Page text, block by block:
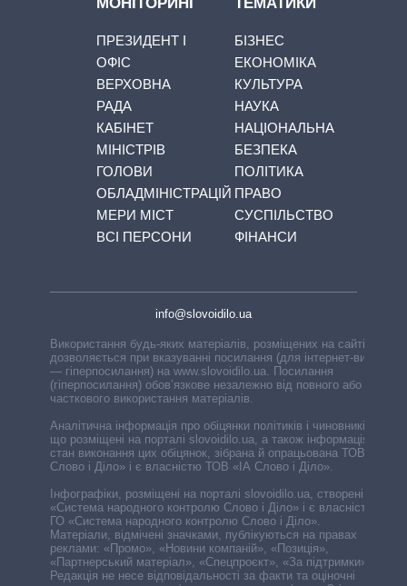
ПРЕЗИДЕНТ І
ОФІС
ВЕРХОВНА
РАДА
КАБІНЕТ
МІНІСТРІВ
ГОЛОВИ
ОБЛАДМІНІСТРАЦІЙ
МЕРИ МІСТ
ВСІ ПЕРСОНИ
БІЗНЕС
ЕКОНОМІКА
КУЛЬТУРА
НАУКА
НАЦІОНАЛЬНА
БЕЗПЕКА
ПОЛІТИКА
ПРАВО
СУСПІЛЬСТВО
ФІНАНСИ
info@slovoidilo.ua
Використання будь-яких матеріалів, розміщених на сайті,
дозволяється при вказуванні посилання (для інтернет-видань
— гіперпосилання) на www.slovoidilo.ua. Посилання
(гіперпосилання) обов’язкове незалежно від повного або
часткового використання матеріалів.
Аналітична інформація про обіцянки політиків і чиновників,
що розміщені на порталі slovoidilo.ua, а також інформація про
стан виконання цих обіцянок, зібрана й опрацьована ТОВ «ІА
Слово і Діло» і є власністю ТОВ «ІА Слово і Діло».
Інфографіки, розміщені на порталі slovoidilo.ua, створені ГО
«Система народного контролю Слово і Діло» і є власністю
ГО «Система народного контролю Слово і Діло».
Матеріали, відмічені значками, публікуються на правах
реклами: «Промо», «Новини компаній», «Позиція»,
«Партнерський матеріал», «Спецпроєкт», «За підтримки».
Редакція не несе відповідальності за факти та оціночні